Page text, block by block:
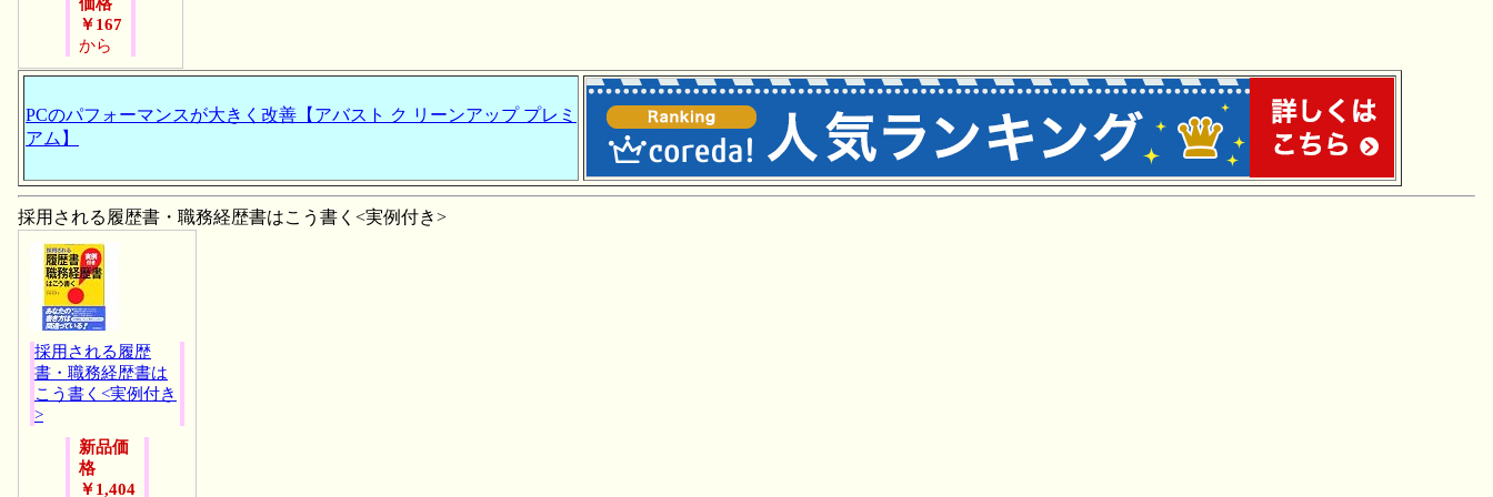
￥167
から
PCのパフォーマンスが大きく改善【アバスト ク リーンアップ プレミ
アム】
採用される履歴書・職務経歴書はこう書く<実例付き>
採用される履歴
書・職務経歴書は
こう書く<実例付き
>
新品価
格
￥1,404